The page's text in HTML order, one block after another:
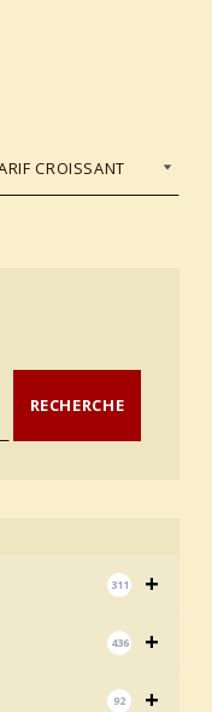
RECHERCHE
+
311
+
436
+
92